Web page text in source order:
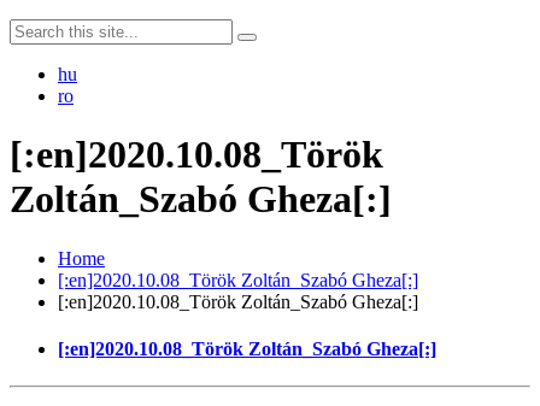
hu
ro
[:en]2020.10.08_Török
Zoltán_Szabó Gheza[:]
Home
[:en]2020.10.08_Török Zoltán_Szabó Gheza[:]
[:en]2020.10.08_Török Zoltán_Szabó Gheza[:]
[:en]2020.10.08_Török Zoltán_Szabó Gheza[:]